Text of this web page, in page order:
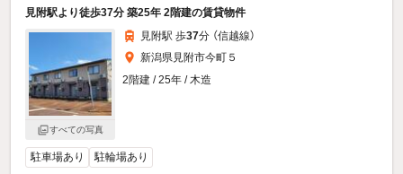
見附駅より徒歩37分 築25年 2階建の賃貸物件
すべての写真
見附駅 歩37分 （信越線）
新潟県見附市今町５
2階建 / 25年 / 木造
駐車場あり 駐輪場あり